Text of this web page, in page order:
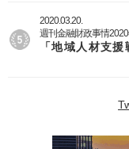
2020.03.20.
週刊金融財政事情
「地域人材支